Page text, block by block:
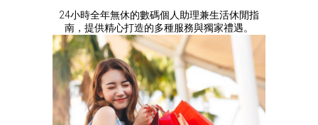
24小時全年無休的數碼個人助理兼生活休閒指
南，提供精心打造的多種服務與獨家禮遇。